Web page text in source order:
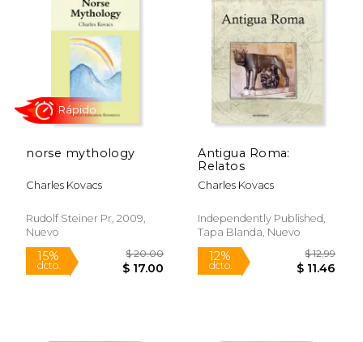
norse mythology
Charles Kovacs
Rudolf Steiner Pr, 2009,
Nuevo
Antigua Roma:
Relatos
Charles Kovacs
Independently Published,
Tapa Blanda, Nuevo